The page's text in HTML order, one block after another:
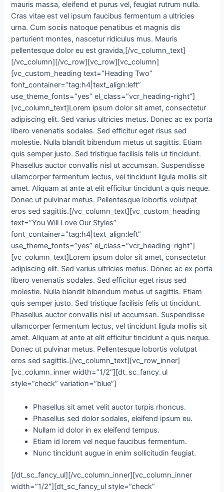
mauris massa, eleifend et purus vel, feugiat rutrum nulla.
Cras vitae est vel ipsum faucibus fermentum a ultricies
urna. Cum sociis natoque penatibus et magnis dis
parturient montes, nascetur ridiculus mus. Mauris
pellentesque dolor eu est gravida,[/vc_column_text]
[/vc_column][/vc_row][vc_row][vc_column]
[vc_custom_heading text=”Heading Two”
font_container=”tag:h4|text_align:left”
use_theme_fonts=”yes” el_class=”vcr_heading-right”]
[vc_column_text]Lorem ipsum dolor sit amet, consectetur
adipiscing elit. Sed varius ultricies metus. Donec ac ex porta
libero venenatis sodales. Sed efficitur eget risus sed
molestie. Nulla blandit bibendum metus ut sagittis. Etiam
quis semper justo. Sed tristique facilisis felis ut tincidunt.
Phasellus auctor convallis nisl ut accumsan. Suspendisse
ullamcorper fermentum lectus, vel tincidunt ligula mollis sit
amet. Aliquam at ante at elit efficitur tincidunt a quis neque.
Donec ut pulvinar metus. Pellentesque lobortis volutpat
eros sed sagittis.[/vc_column_text][vc_custom_heading
text=”You Will Love Our Styles”
font_container=”tag:h4|text_align:left”
use_theme_fonts=”yes” el_class=”vcr_heading-right”]
[vc_column_text]Lorem ipsum dolor sit amet, consectetur
adipiscing elit. Sed varius ultricies metus. Donec ac ex porta
libero venenatis sodales. Sed efficitur eget risus sed
molestie. Nulla blandit bibendum metus ut sagittis. Etiam
quis semper justo. Sed tristique facilisis felis ut tincidunt.
Phasellus auctor convallis nisl ut accumsan. Suspendisse
ullamcorper fermentum lectus, vel tincidunt ligula mollis sit
amet. Aliquam at ante at elit efficitur tincidunt a quis neque.
Donec ut pulvinar metus. Pellentesque lobortis volutpat
eros sed sagittis.[/vc_column_text][vc_row_inner]
[vc_column_inner width=”1/2″][dt_sc_fancy_ul
style=”check” variation=”blue”]
Phasellus sit amet velit auctor turpis rhoncus.
Phasellus sed dolor sodales, eleifend ipsum eu.
Nullam id dolor in ex eleifend tempus.
Etiam id lorem vel neque faucibus fermentum.
Nunc tincidunt augue in enim sollicitudin feugiat.
[/dt_sc_fancy_ul][/vc_column_inner][vc_column_inner
width=”1/2″][dt_sc_fancy_ul style=”check”